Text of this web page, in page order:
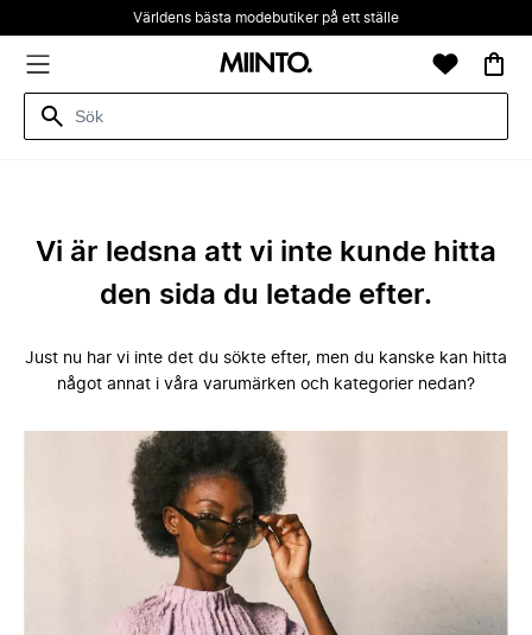
Världens bästa modebutiker på ett ställe
Vi är ledsna att vi inte kunde hitta
den sida du letade efter.
Just nu har vi inte det du sökte efter, men du kanske kan hitta
något annat i våra varumärken och kategorier nedan?